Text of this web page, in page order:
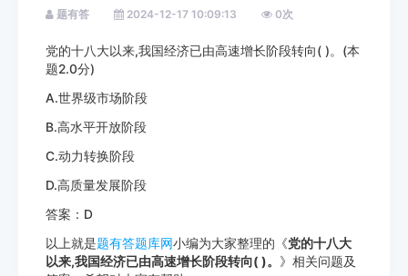
题有答 2024-12-17 10:09:13 0次
党的十八大以来,我国经济已由高速增长阶段转向( )。(本
题2.0分)
A.世界级市场阶段
B.高水平开放阶段
C.动力转换阶段
D.高质量发展阶段
答案：D
以上就是题有答题库网小编为大家整理的《党的十八大
以来,我国经济已由高速增长阶段转向( )。 》相关问题及